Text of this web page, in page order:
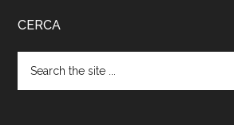
CERCA